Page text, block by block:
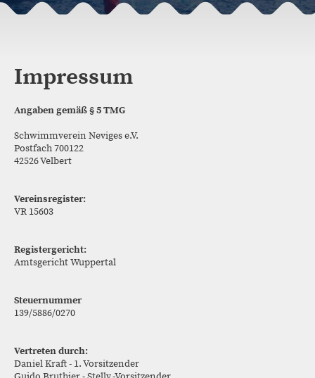
Impressum
Angaben gemäß § 5 TMG
Schwimmverein Neviges e.V.
Postfach 700122
42526 Velbert
Vereinsregister:
VR 15603
Registergericht:
Amtsgericht Wuppertal
Steuernummer
139/5886/0270
Vertreten durch:
Daniel Kraft - 1. Vorsitzender